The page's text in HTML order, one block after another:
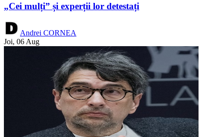
„Cei mulți” și experții lor detestați
Andrei CORNEA
Joi, 06 Aug